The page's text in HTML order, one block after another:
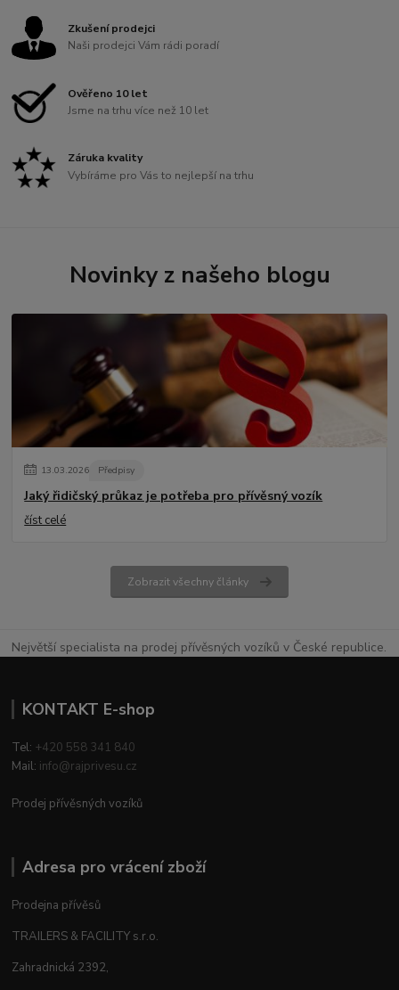
Zkušení prodejci
Naši prodejci Vám rádi poradí
Ověřeno 10 let
Jsme na trhu více než 10 let
Záruka kvality
Vybíráme pro Vás to nejlepší na trhu
Novinky z našeho blogu
13.03.2026 Předpisy
Jaký řidičský průkaz je potřeba pro přívěsný vozík
číst celé
Zobrazit všechny články
Největší specialista na prodej přívěsných vozíků v České republice.
KONTAKT E-shop
Tel: +420 558 341 840
Mail: info@rajprivesu.cz
Prodej přívěsných vozíků
Adresa pro vrácení zboží
Prodejna přívěsů
TRAILERS & FACILITY s.r.o.
Zahradnická 2392,